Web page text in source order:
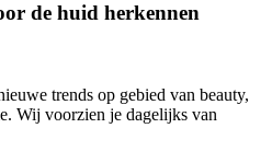
de huid herkennen
trends op gebied van beauty,
Wij voorzien je dagelijks van